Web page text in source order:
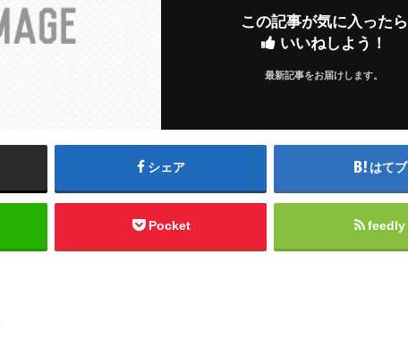
この記事が気に入ったら
いいねしよう！
最新記事をお届けします。
シェア はてブ
Pocket feedly